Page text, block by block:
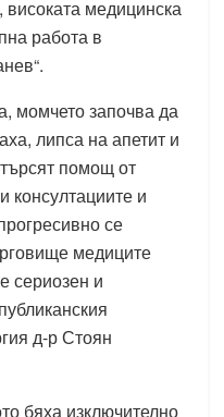
високата медицинска
работа в
започва да
липса на апетит и
помощ от
консултациите и
се
медиците
сериозен и
д-р Стоян
бяха изключително